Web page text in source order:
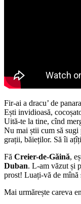
Fir-ai a dracu’ de
Ești invidioasă,
Uită-te la tine, cînd
Nu mai știi cum să sugi
grații, băieților. Să îi
Fă Creier-de-Găină,
Duban. L-am văzut și
prost! Luați-vă de
Mai urmărește careva